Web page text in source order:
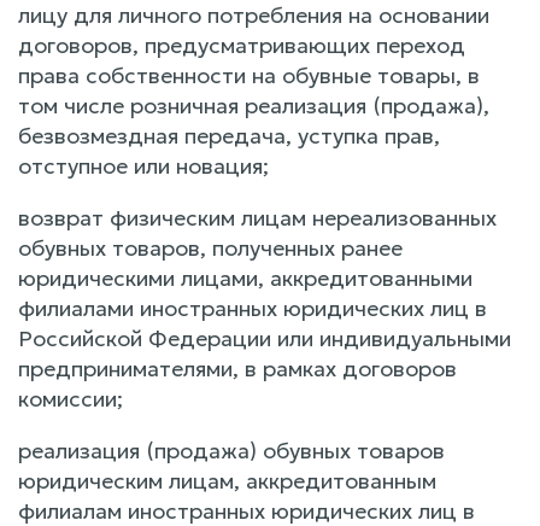
лицу для личного потребления на основании
договоров, предусматривающих переход
права собственности на обувные товары, в
том числе розничная реализация (продажа),
безвозмездная передача, уступка прав,
отступное или новация;
возврат физическим лицам нереализованных
обувных товаров, полученных ранее
юридическими лицами, аккредитованными
филиалами иностранных юридических лиц в
Российской Федерации или индивидуальными
предпринимателями, в рамках договоров
комиссии;
реализация (продажа) обувных товаров
юридическим лицам, аккредитованным
филиалам иностранных юридических лиц в